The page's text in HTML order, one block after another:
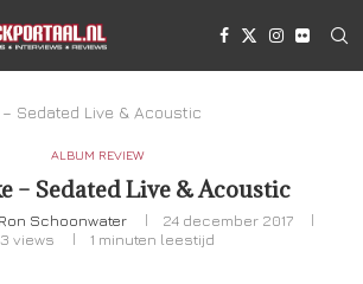
Sedated Live & Acoustic
ALBUM REVIEW
– Sedated Live & Acoustic
Ron Schoonwater
24 december 2017
views 1 minuten leestijd